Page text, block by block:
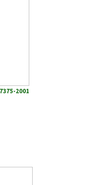
2001